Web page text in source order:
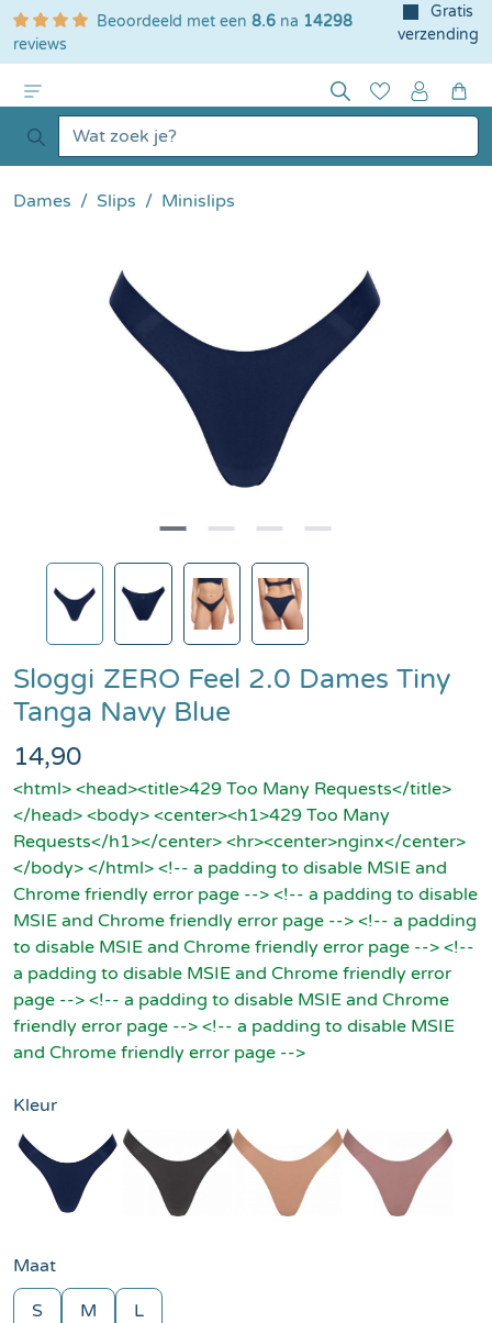
hoofdinhoudBeoordeeld met een 8.6 na 14298
reviews
Gratis
verzending
Dames Slips Minislips
Sloggi ZERO Feel 2.0 Dames Tiny
Tanga Navy Blue
14,90
<html> <head><title>429 Too Many Requests</title>
</head> <body> <center><h1>429 Too Many
Requests</h1></center> <hr><center>nginx</center>
</body> </html> <!-- a padding to disable MSIE and
Chrome friendly error page --> <!-- a padding to disable
MSIE and Chrome friendly error page --> <!-- a padding
to disable MSIE and Chrome friendly error page --> <!--
a padding to disable MSIE and Chrome friendly error
page --> <!-- a padding to disable MSIE and Chrome
friendly error page --> <!-- a padding to disable MSIE
and Chrome friendly error page -->
Kleur
Blauw
Zwart Bruin
Maat
S M L